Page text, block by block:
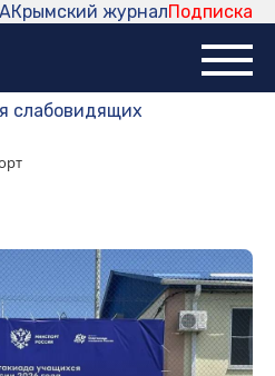
Подписка
Крымский журнал
слабовидящих